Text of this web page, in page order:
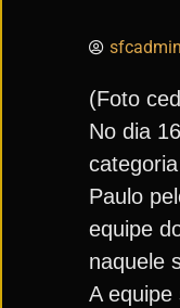
sfcadmin
(Foto
No dia
Paulo
equipe
naquele
A